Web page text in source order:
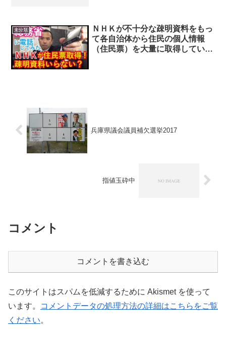
未分類
ＮＨＫが不十分な疎明資料をもっ
て各自治体から住民の個人情報
（住民票）を大量に取得している
兵庫県議会議員補欠選挙2017
指値玉砕中
コメント
コメントを書き込む
このサイトはスパムを低減するために Akismet を使って
います。
コメントデータの処理方法の詳細はこちらをご覧
ください。